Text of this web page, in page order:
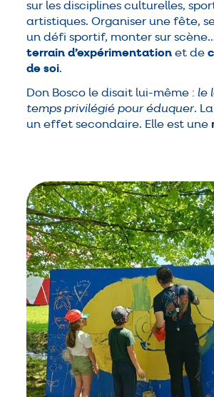
sur les disciplines culturelles,
artistiques. Organiser une fête,
un défi sportif, monter sur
terrain d’expérimentation et de
de soi.
Don Bosco le disait lui-même :le
temps privilégié pour éduquer.
un effet secondaire. Elle est une